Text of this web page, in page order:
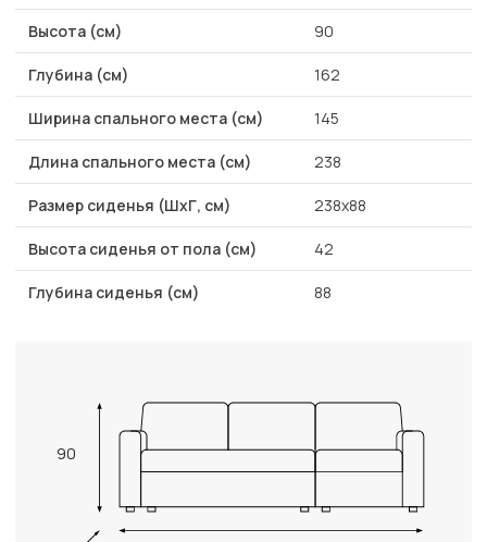
Высота (см) 90
Глубина (см) 162
Ширина спального места (см) 145
Длина спального места (см) 238
Размер сиденья (ШхГ, см) 238x88
Высота сиденья от пола (см) 42
Глубина сиденья (см) 88
90